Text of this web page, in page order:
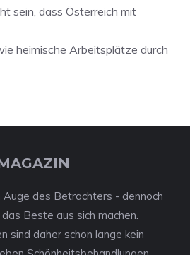
sein, dass Österreich mit
heimische Arbeitsplätze durch
Auge des Betrachters - dennoch
Beste aus sich machen.
sind daher schon lange kein